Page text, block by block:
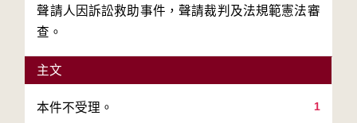
聲請人因訴訟救助事件，聲請裁判及法規範憲法審
查。
主文
1
本件不受理。